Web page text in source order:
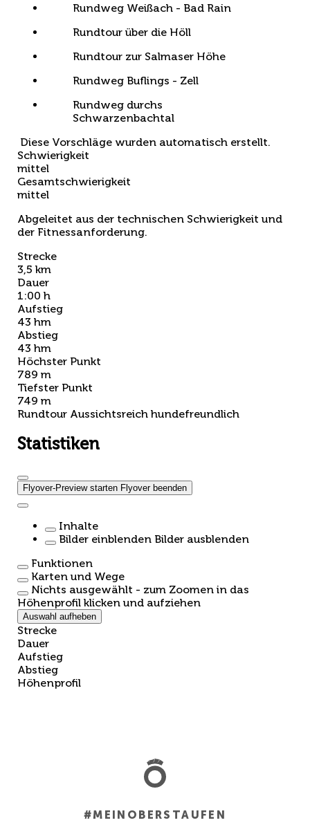
Rundweg Weißach - Bad Rain
Rundtour über die Höll
Rundtour zur Salmaser Höhe
Rundweg Buflings - Zell
Rundweg durchs
Schwarzenbachtal
Diese Vorschläge wurden automatisch erstellt.
Schwierigkeit
mittel
Gesamtschwierigkeit
mittel
Abgeleitet aus der technischen Schwierigkeit und
der Fitnessanforderung.
Strecke
3,5 km
Dauer
1:00 h
Aufstieg
43 hm
Abstieg
43 hm
Höchster Punkt
789 m
Tiefster Punkt
749 m
Rundtour Aussichtsreich hundefreundlich
Statistiken
Flyover-Preview starten Flyover beenden
Inhalte
Bilder einblenden Bilder ausblenden
Funktionen
Karten und Wege
Nichts ausgewählt - zum Zoomen in das
Höhenprofil klicken und aufziehen
Auswahl aufheben
Strecke
Dauer
Aufstieg
Abstieg
Höhenprofil
#MEINOBERSTAUFEN